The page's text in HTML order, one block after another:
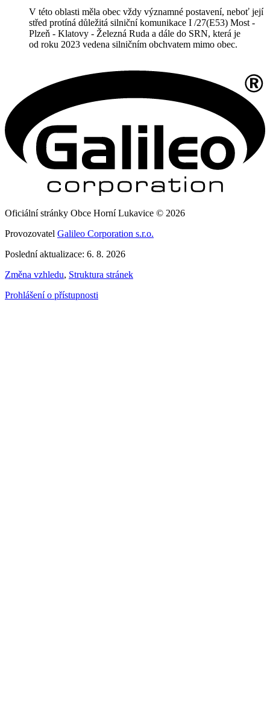
V této oblasti měla obec vždy významné postavení, neboť její
střed protíná důležitá silniční komunikace I /27(E53) Most -
Plzeň - Klatovy - Železná Ruda a dále do SRN, která je
od roku 2023 vedena silničním obchvatem mimo obec.
Oficiální stránky Obce Horní Lukavice © 2026
Provozovatel Galileo Corporation s.r.o.
Poslední aktualizace: 6. 8. 2026
Změna vzhledu, Struktura stránek
Prohlášení o přístupnosti